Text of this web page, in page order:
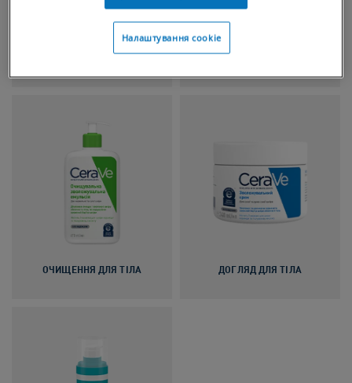
ОЧИЩЕННЯ ДЛЯ ОБЛИЧЧЯ ДОГЛЯД ДЛЯ ОБЛИЧЧЯ
ОЧИЩЕННЯ ДЛЯ ТІЛА ДОГЛЯД ДЛЯ ТІЛА
Налаштування cookie